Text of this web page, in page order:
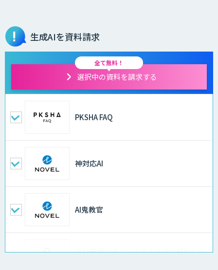
生成AIを資料請求
全て無料！
選択中の資料を請求する
PKSHA FAQ
神対応AI
AI鬼教官
設計不明の古いシステムをAIが解析して